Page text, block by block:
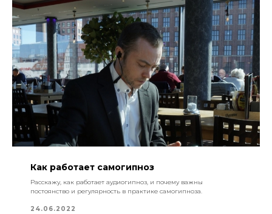
Как работает самогипноз
Расскажу, как работает аудиогипноз, и почему важны
постоянство и регулярность в практике самогипноза.
24.06.2022